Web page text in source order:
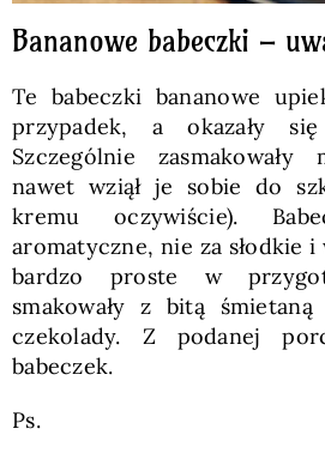
Bananowe babeczki –
Te babeczki bananowe
przypadek, a okazały
Szczególnie
nawet wziął je sobie do
kremu oczywiście).
aromatyczne, nie za słodkie
bardzo proste w
smakowały z bitą
czekolady. Z podanej
babeczek.
Ps.